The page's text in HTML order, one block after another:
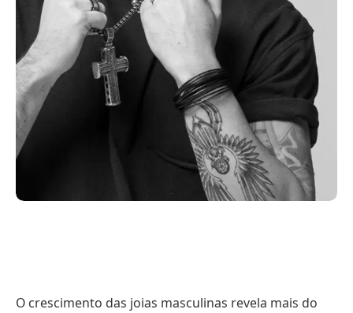
O crescimento das joias masculinas revela mais do